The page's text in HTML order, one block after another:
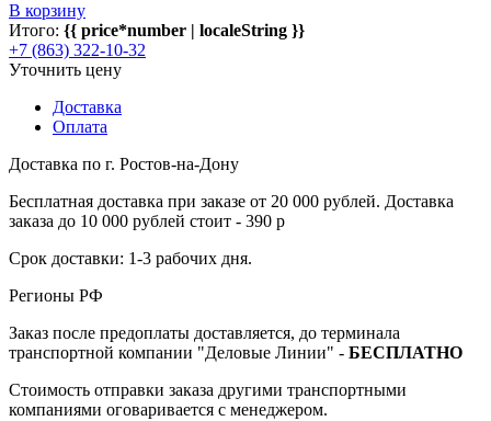
В корзину
Итого: {{ price*number | localeString }}
+7 (863) 322-10-32
Уточнить цену
Доставка
Оплата
Доставка по г. Ростов-на-Дону
Бесплатная доставка при заказе от 20 000 рублей. Доставка
заказа до 10 000 рублей стоит - 390 р
Срок доставки: 1-3 рабочих дня.
Регионы РФ
Заказ после предоплаты доставляется, до терминала
транспортной компании "Деловые Линии" - БЕСПЛАТНО
Стоимость отправки заказа другими транспортными
компаниями оговаривается с менеджером.